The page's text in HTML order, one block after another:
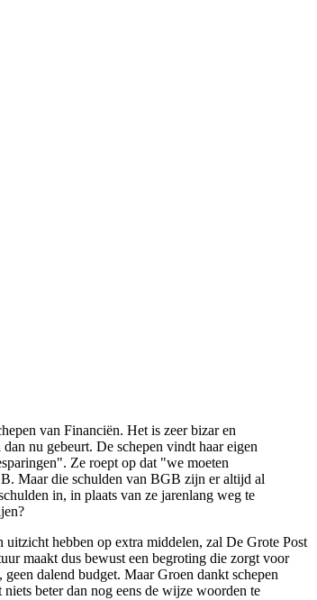
van Financiën. Het is zeer bizar en
nu gebeurt. De schepen vindt haar eigen
Ze roept op dat "we moeten
Maar die schulden van BGB zijn er altijd al
in, in plaats van ze jarenlang weg te
hebben op extra middelen, zal De Grote Post
maakt dus bewust een begroting die zorgt voor
dalend budget. Maar Groen dankt schepen
beter dan nog eens de wijze woorden te